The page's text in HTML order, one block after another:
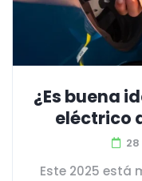
¿Es buena
eléctrico
Este 2025 está